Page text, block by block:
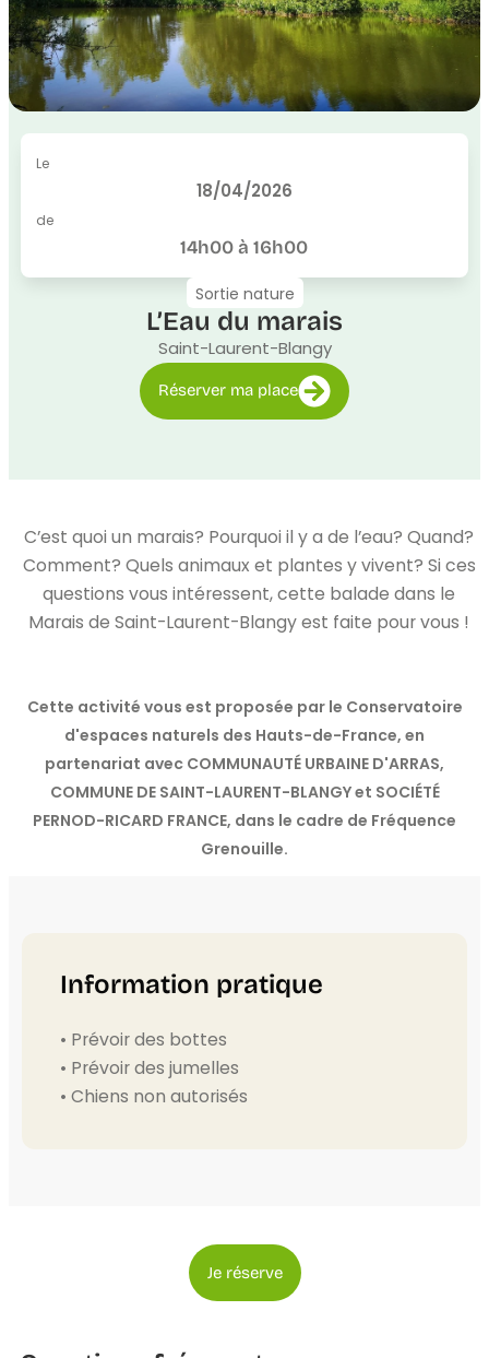
Le
18/04/2026
de
14h00 à 16h00
Sortie nature
L’Eau du marais
Saint-Laurent-Blangy
Réserver ma place
C’est quoi un marais? Pourquoi il y a de l’eau? Quand?
Comment? Quels animaux et plantes y vivent? Si ces
questions vous intéressent, cette balade dans le
Marais de Saint-Laurent-Blangy est faite pour vous !
Cette activité vous est proposée par le Conservatoire
d'espaces naturels des Hauts-de-France, en
partenariat avec COMMUNAUTÉ URBAINE D'ARRAS,
COMMUNE DE SAINT-LAURENT-BLANGY et SOCIÉTÉ
PERNOD-RICARD FRANCE, dans le cadre de Fréquence
Grenouille.
Information pratique
• Prévoir des bottes
• Prévoir des jumelles
• Chiens non autorisés
Je réserve